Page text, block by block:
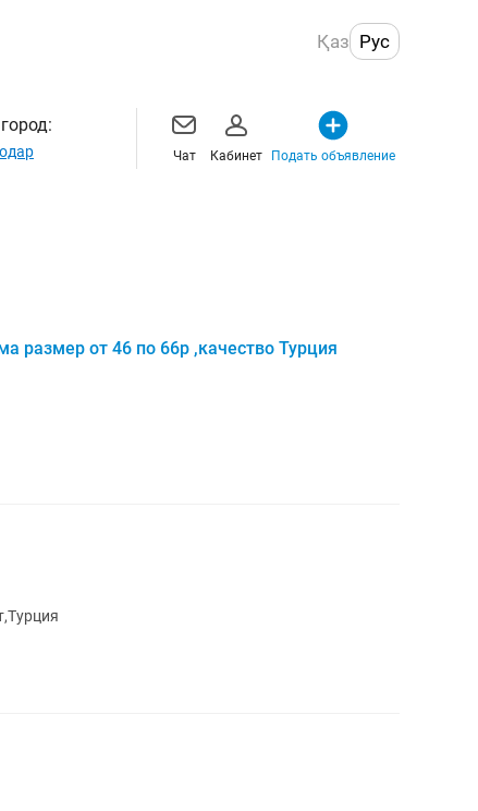
Қаз Рус
Чат Кабинет Подать объявление
размер от 46 по 66р ,качество Турция